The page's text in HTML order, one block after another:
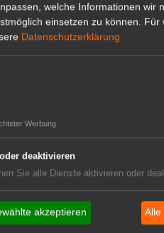
welche Informationen wir
einsetzen zu können. Für
Datenschutzerklärung
Werbung
deaktivieren
Sie alle Dienste aktivieren oder
akzeptieren Alle